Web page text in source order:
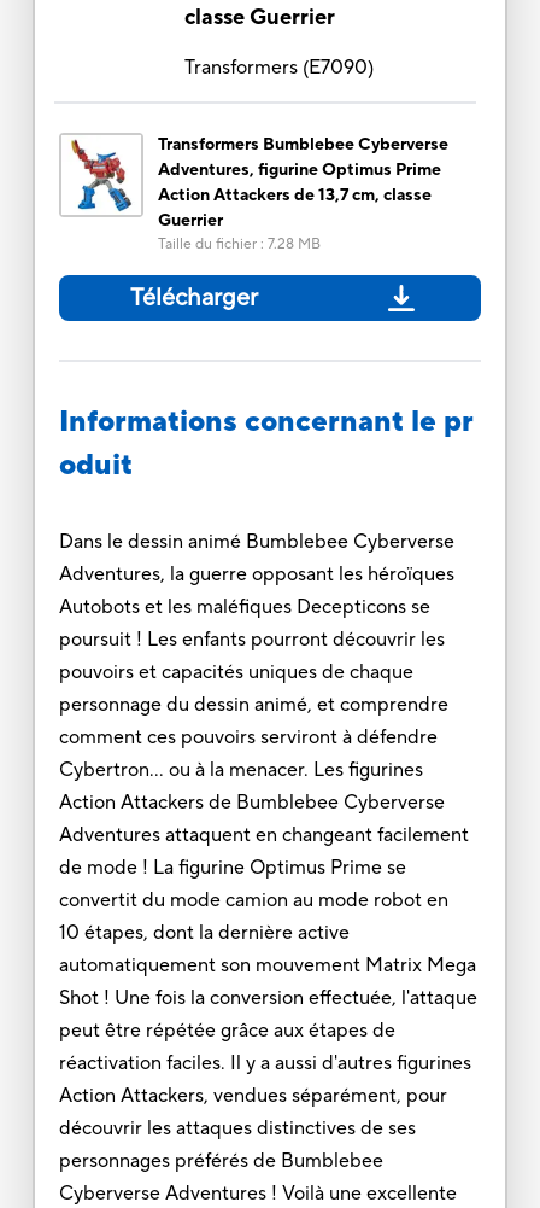
classe Guerrier
Transformers(E7090)
Transformers Bumblebee Cyberverse
Adventures, figurine Optimus Prime
Action Attackers de 13,7 cm, classe
Guerrier
Taille du fichier: 7.28 MB
Télécharger
Informations concernant le pr
oduit
Dans le dessin animé Bumblebee Cyberverse
Adventures, la guerre opposant les héroïques
Autobots et les maléfiques Decepticons se
poursuit ! Les enfants pourront découvrir les
pouvoirs et capacités uniques de chaque
personnage du dessin animé, et comprendre
comment ces pouvoirs serviront à défendre
Cybertron... ou à la menacer. Les figurines
Action Attackers de Bumblebee Cyberverse
Adventures attaquent en changeant facilement
de mode ! La figurine Optimus Prime se
convertit du mode camion au mode robot en
10 étapes, dont la dernière active
automatiquement son mouvement Matrix Mega
Shot ! Une fois la conversion effectuée, l'attaque
peut être répétée grâce aux étapes de
réactivation faciles. Il y a aussi d'autres figurines
Action Attackers, vendues séparément, pour
découvrir les attaques distinctives de ses
personnages préférés de Bumblebee
Cyberverse Adventures ! Voilà une excellente